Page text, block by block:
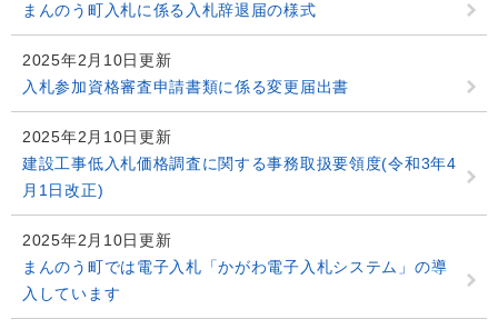
まんのう町入札に係る入札辞退届の様式
2025年2月10日更新
入札参加資格審査申請書類に係る変更届出書
2025年2月10日更新
建設工事低入札価格調査に関する事務取扱要領度(令和3年4
月1日改正)
2025年2月10日更新
まんのう町では電子入札「かがわ電子入札システム」の導
入しています